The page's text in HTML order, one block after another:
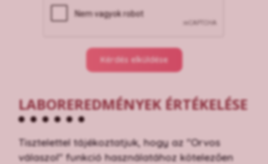
Kérdés elküldése
LABOREREDMÉNYEK ÉRTÉKELÉSE
Tisztelettel tájékoztatjuk, hogy az "Orvos
válaszol" funkció használatához kötelezően